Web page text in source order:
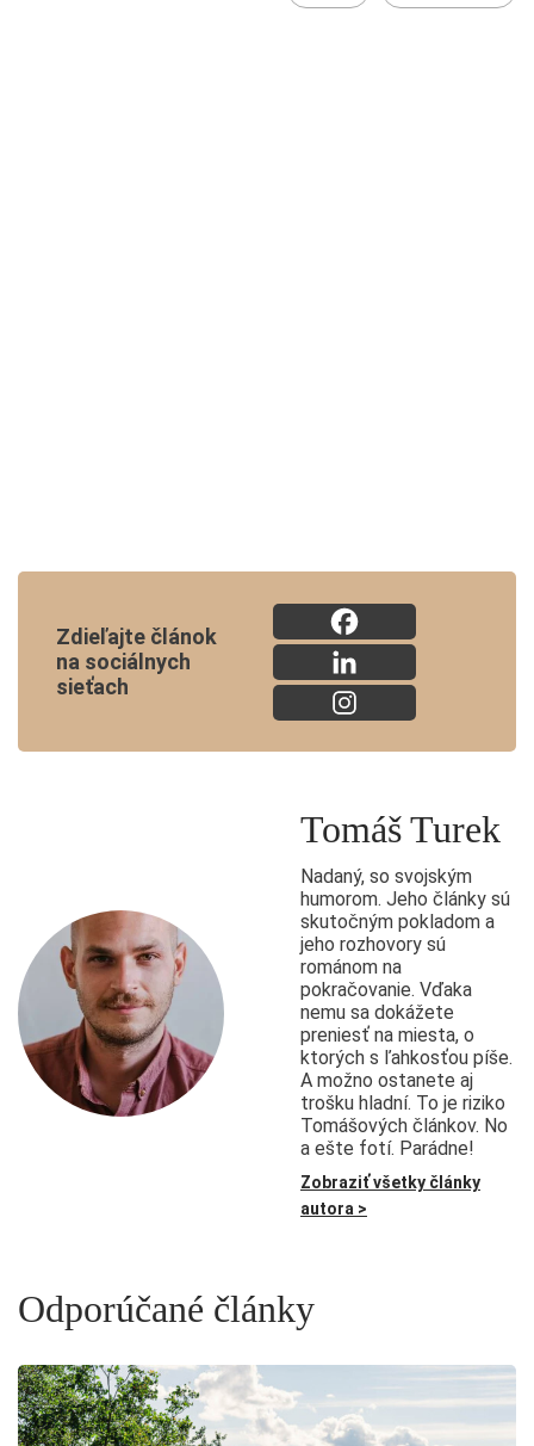
Zdieľajte článok
na sociálnych
sieťach
Tomáš Turek
Nadaný, so svojským
humorom. Jeho články sú
skutočným pokladom a
jeho rozhovory sú
románom na
pokračovanie. Vďaka
nemu sa dokážete
preniesť na miesta, o
ktorých s ľahkosťou píše.
A možno ostanete aj
trošku hladní. To je riziko
Tomášových článkov. No
a ešte fotí. Parádne!
Zobraziť všetky články
autora >
Odporúčané články